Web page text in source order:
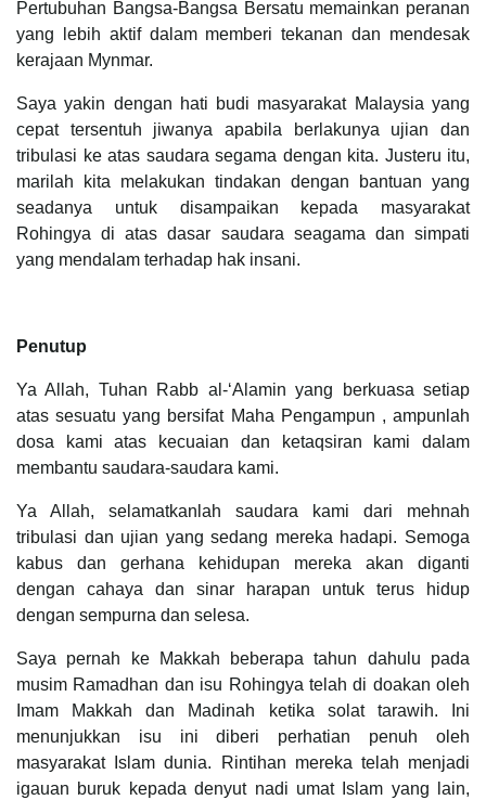
Pertubuhan Bangsa-Bangsa Bersatu memainkan peranan
yang lebih aktif dalam memberi tekanan dan mendesak
kerajaan Mynmar.
Saya yakin dengan hati budi masyarakat Malaysia yang
cepat tersentuh jiwanya apabila berlakunya ujian dan
tribulasi ke atas saudara segama dengan kita. Justeru itu,
marilah kita melakukan tindakan dengan bantuan yang
seadanya untuk disampaikan kepada masyarakat
Rohingya di atas dasar saudara seagama dan simpati
yang mendalam terhadap hak insani.
Penutup
Ya Allah, Tuhan Rabb al-‘Alamin yang berkuasa setiap
atas sesuatu yang bersifat Maha Pengampun , ampunlah
dosa kami atas kecuaian dan ketaqsiran kami dalam
membantu saudara-saudara kami.
Ya Allah, selamatkanlah saudara kami dari mehnah
tribulasi dan ujian yang sedang mereka hadapi. Semoga
kabus dan gerhana kehidupan mereka akan diganti
dengan cahaya dan sinar harapan untuk terus hidup
dengan sempurna dan selesa.
Saya pernah ke Makkah beberapa tahun dahulu pada
musim Ramadhan dan isu Rohingya telah di doakan oleh
Imam Makkah dan Madinah ketika solat tarawih. Ini
menunjukkan isu ini diberi perhatian penuh oleh
masyarakat Islam dunia. Rintihan mereka telah menjadi
igauan buruk kepada denyut nadi umat Islam yang lain,